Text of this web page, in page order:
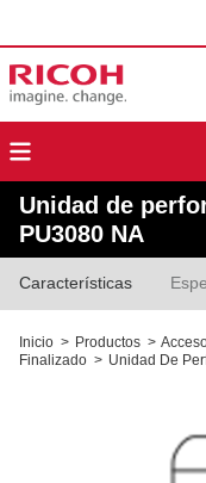
Unidad de
PU3080 NA
Características
Inicio > Productos >
Finalizado > Unidad De